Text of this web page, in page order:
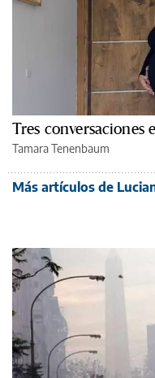
Tres
Tamara Tenenbaum
Más artículos de